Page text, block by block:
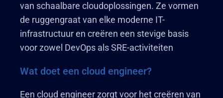
van schaalbare cloudoplossingen. Ze vormen
de ruggengraat van elke moderne IT-
infrastructuur en creëren een stevige basis
voor zowel DevOps als SRE-activiteiten
Wat doet een cloud engineer?
Een cloud engineer zorgt voor het creëren van